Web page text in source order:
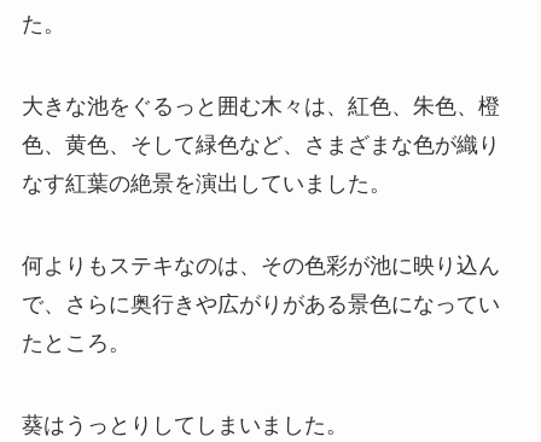
た。
大きな池をぐるっと囲む木々は、紅色、朱色、橙
色、黄色、そして緑色など、さまざまな色が織り
なす紅葉の絶景を演出していました。
何よりもステキなのは、その色彩が池に映り込ん
で、さらに奥行きや広がりがある景色になってい
たところ。
葵はうっとりしてしまいました。